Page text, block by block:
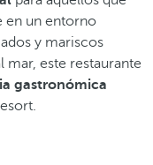
en un entorno
y mariscos
este restaurante
gastronómica